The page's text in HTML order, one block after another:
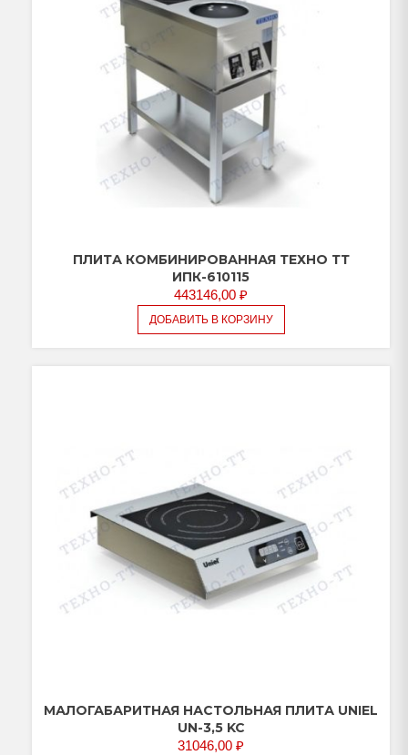
ПЛИТА КОМБИНИРОВАННАЯ ТЕХНО ТТ
ИПК-610115
443146,00 ₽
ДОБАВИТЬ В КОРЗИНУ
МАЛОГАБАРИТНАЯ НАСТОЛЬНАЯ ПЛИТА UNIEL
UN-3,5 KC
31046,00 ₽